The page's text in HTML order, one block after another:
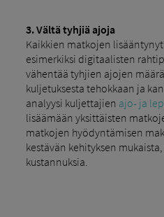
3.Vältä tyhjiä ajoja
Kaikkien matkojen
esimerkiksi digitaalisten
vähentää tyhjien ajojen
kuljetuksesta tehokkaan ja
analyysi kuljettajien ajo- ja
lisäämään yksittäisten
matkojen hyödyntämisen
kestävän kehityksen
kustannuksia.